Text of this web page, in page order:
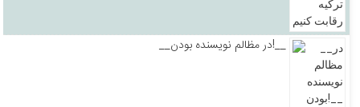
__در مظالم نویسنده بودن!__